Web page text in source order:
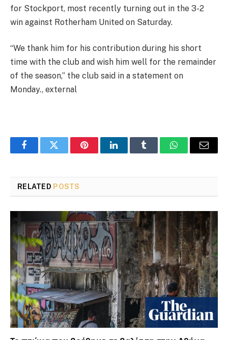
for Stockport, most recently turning out in the 3-2
win against Rotherham United on Saturday.
“We thank him for his contribution during his short
time with the club and wish him well for the remainder
of the season,” the club said in a statement on
Monday., external
FacebookTwitter PinterestLinkedInTumblr WhatsAppEmail
RELATED POSTS